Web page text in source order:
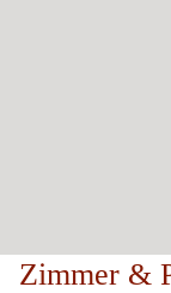
Zimmer &